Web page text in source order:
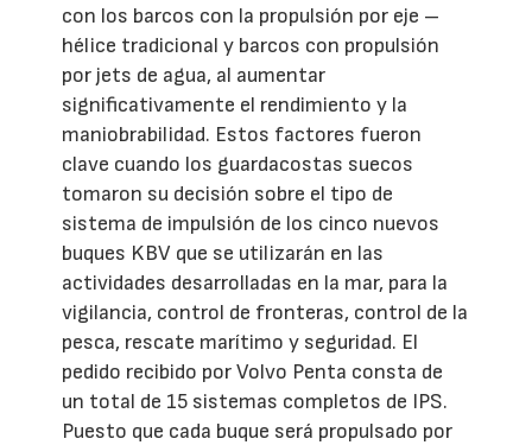
con los barcos con la propulsión por eje –
hélice tradicional y barcos con propulsión
por jets de agua, al aumentar
significativamente el rendimiento y la
maniobrabilidad. Estos factores fueron
clave cuando los guardacostas suecos
tomaron su decisión sobre el tipo de
sistema de impulsión de los cinco nuevos
buques KBV que se utilizarán en las
actividades desarrolladas en la mar, para la
vigilancia, control de fronteras, control de la
pesca, rescate marítimo y seguridad. El
pedido recibido por Volvo Penta consta de
un total de 15 sistemas completos de IPS.
Puesto que cada buque será propulsado por